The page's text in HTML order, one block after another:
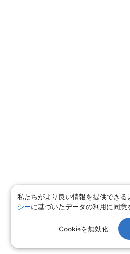
私たちがより良い情報を提供できる
シーに基づいたデータの利用に同意
Cookieを無効化